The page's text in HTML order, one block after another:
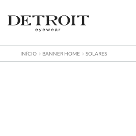
navegação
o
conteúdo
INÍCIO BANNER HOME SOLARES